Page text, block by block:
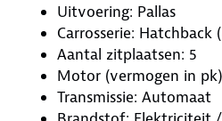
Uitvoering: Pallas
Carrosserie: Hatchback
Aantal zitplaatsen: 5
Motor (vermogen in pk):
Transmissie: Automaat